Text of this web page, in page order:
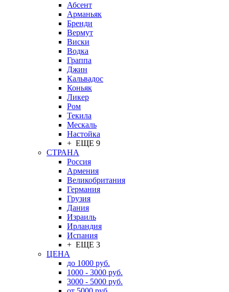
Абсент
Арманьяк
Бренди
Вермут
Виски
Водка
Граппа
Джин
Кальвадос
Коньяк
Ликер
Ром
Текила
Мескаль
Настойка
+ ЕЩЕ 9
СТРАНА
Россия
Армения
Великобритания
Германия
Грузия
Дания
Израиль
Ирландия
Испания
+ ЕЩЕ 3
ЦЕНА
до 1000 руб.
1000 - 3000 руб.
3000 - 5000 руб.